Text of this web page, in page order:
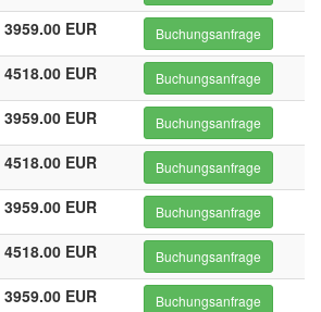
3959.00 EUR Buchungsanfrage
4518.00 EUR Buchungsanfrage
3959.00 EUR Buchungsanfrage
4518.00 EUR Buchungsanfrage
3959.00 EUR Buchungsanfrage
4518.00 EUR Buchungsanfrage
3959.00 EUR Buchungsanfrage